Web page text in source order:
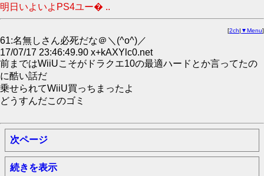
明日いよいよPS4ユー� ..
[2ch| ▼Menu]
61:名無しさん必死だな＠＼(^o^)／
17/07/17 23:46:49.90 x+kAXYlc0.net
前まではWiiUこそがドラクエ10の最適ハードとか言ってたの
に酷い話だ
乗せられてWiiU買っちまったよ
どうすんだこのゴミ
次ページ
続きを表示